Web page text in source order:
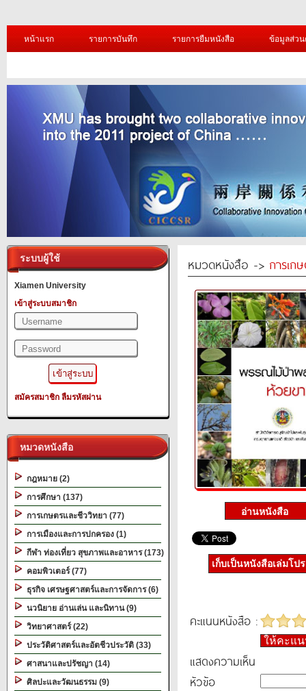
หน้าแรก รายการบันทึก รายการยืมหนังสือ ข้อมูลส่ว
ระบบผู้ใช้
Xiamen University
เข้าสู่ระบบสมาชิก
สมัครสมาชิก ลืมรหัสผ่าน
หมวดหนังสือ
กฎหมาย (2)
การศึกษา (137)
การเกษตรและชีววิทยา (77)
การเมืองและการปกครอง (1)
กีฬา ท่องเที่ยว สุขภาพและอาหาร (173)
คอมพิวเตอร์ (77)
ธุรกิจ เศรษฐศาสตร์และการจัดการ (6)
นวนิยาย อ่านเล่น และนิทาน (9)
วิทยาศาสตร์ (22)
ประวัติศาสตร์และอัตชีวประวัติ (33)
ศาสนาและปรัชญา (14)
ศิลปะและวัฒนธรรม (9)
หมวดหนังสือ -> การเก
เก็บเป็นหนังสือเล่มโป
คะแนนหนังสือ :
ให้คะแ
แสดงความเห็น
หัวข้อ